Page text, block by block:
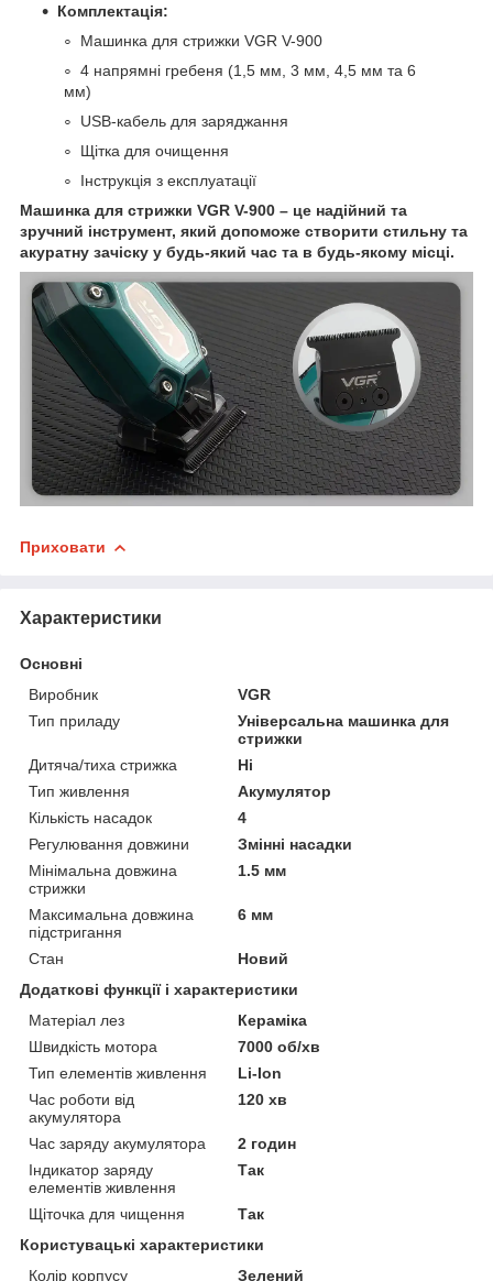
Комплектація:
Машинка для стрижки VGR V-900
4 напрямні гребеня (1,5 мм, 3 мм, 4,5 мм та 6
мм)
USB-кабель для заряджання
Щітка для очищення
Інструкція з експлуатації
Машинка для стрижки VGR V-900 – це надійний та
зручний інструмент, який допоможе створити стильну та
акуратну зачіску у будь-який час та в будь-якому місці.
Приховати
Характеристики
Основні
Виробник
VGR
Тип приладу
Універсальна машинка для
стрижки
Дитяча/тиха стрижка
Ні
Тип живлення
Акумулятор
Кількість насадок
4
Регулювання довжини
Змінні насадки
Мінімальна довжина
стрижки
1.5 мм
Максимальна довжина
підстригання
6 мм
Стан
Новий
Додаткові функції і характеристики
Матеріал лез
Кераміка
Швидкість мотора
7000 об/хв
Тип елементів живлення
Li-Ion
Час роботи від
акумулятора
120 хв
Час заряду акумулятора
2 годин
Індикатор заряду
елементів живлення
Так
Щіточка для чищення
Так
Користувацькі характеристики
Колір корпусу
Зелений